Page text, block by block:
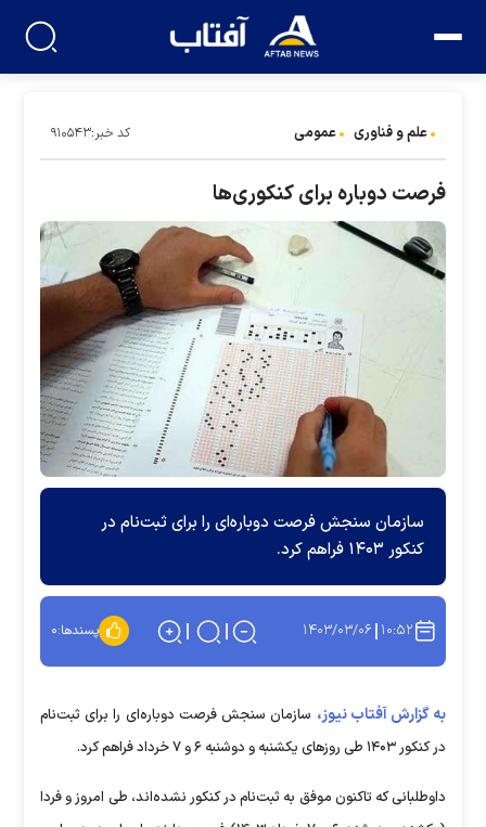
علم و فناوری عمومی کد خبر:۹۱۰۵۴۳
فرصت دوباره برای کنکوری‌ها
سازمان سنجش فرصت دوباره‌ای را برای ثبت‌نام در
کنکور ۱۴۰۳ فراهم کرد.
۱۰:۵۲ ۱۴۰۳/۰۳/۰۶ پسندها:۰
به گزارش آفتاب نیوز، سازمان سنجش فرصت دوباره‌ای را برای ثبت‌نام
در کنکور ۱۴۰۳ طی روزهای یکشنبه و دوشنبه ۶ و ۷ خرداد فراهم کرد.
داوطلبانی که تاکنون موفق به ثبت‌نام در کنکور نشده‌اند، طی امروز و فردا